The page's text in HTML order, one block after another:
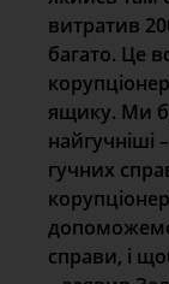
витратив
багато. Це
ящику. Ми
найгучніші
гучних
справи, і